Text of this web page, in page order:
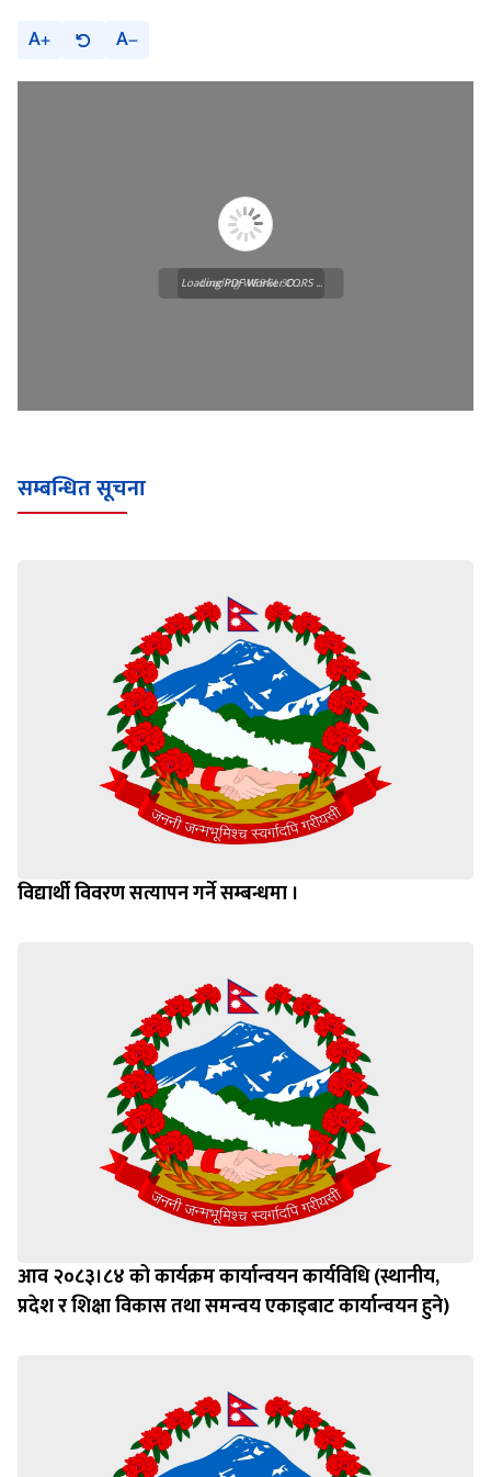
A A
Loading WEBGL 3D ...
Loading PDF Worker CORS ...
सम्बन्धित सूचना
विद्यार्थी विवरण सत्यापन गर्ने सम्बन्धमा ।
आव २०८३।८४ को कार्यक्रम कार्यान्वयन कार्यविधि (स्थानीय,
प्रदेश र शिक्षा विकास तथा समन्वय एकाइबाट कार्यान्वयन हुने)